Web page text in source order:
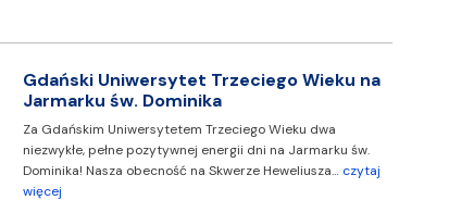
Gdański Uniwersytet Trzeciego Wieku na
Jarmarku św. Dominika
Za Gdańskim Uniwersytetem Trzeciego Wieku dwa
niezwykłe, pełne pozytywnej energii dni na Jarmarku św.
Dominika! Nasza obecność na Skwerze Heweliusza… czytaj
więcej